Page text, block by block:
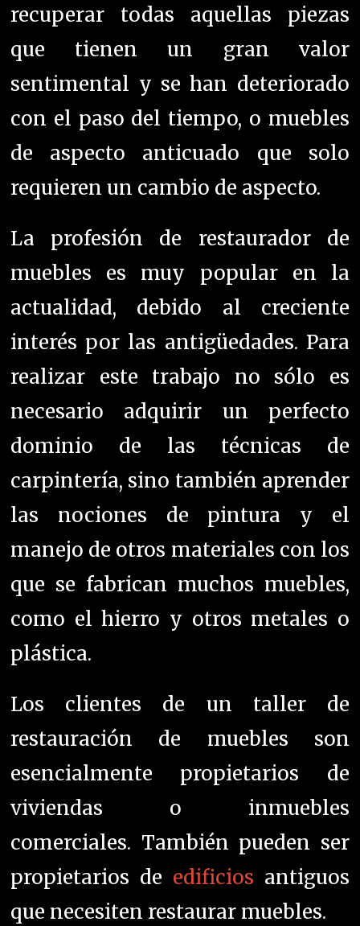
recuperar todas aquellas piezas
que tienen un gran valor
sentimental y se han deteriorado
con el paso del tiempo, o muebles
de aspecto anticuado que solo
requieren un cambio de aspecto.
La profesión de restaurador de
muebles es muy popular en la
actualidad, debido al creciente
interés por las antigüedades. Para
realizar este trabajo no sólo es
necesario adquirir un perfecto
dominio de las técnicas de
carpintería, sino también aprender
las nociones de pintura y el
manejo de otros materiales con los
que se fabrican muchos muebles,
como el hierro y otros metales o
plástica.
Los clientes de un taller de
restauración de muebles son
esencialmente propietarios de
viviendas o inmuebles
comerciales. También pueden ser
propietarios de edificios antiguos
que necesiten restaurar muebles.